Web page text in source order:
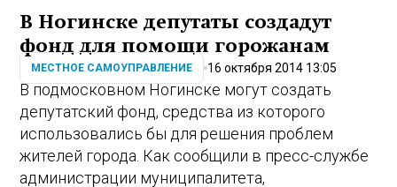
В Ногинске депутаты создадут
фонд для помощи горожанам
МЕСТНОЕ САМОУПРАВЛЕНИЕ 16 октября 2014 13:05
В подмосковном Ногинске могут создать
депутатский фонд, средства из которого
использовались бы для решения проблем
жителей города. Как сообщили в пресс-службе
администрации муниципалитета,